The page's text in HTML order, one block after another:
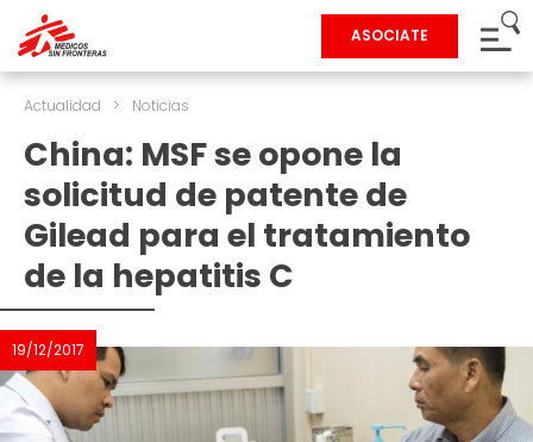
ASOCIATE
Actualidad > Noticias
China: MSF se opone la
solicitud de patente de
Gilead para el tratamiento
de la hepatitis C
19/12/2017